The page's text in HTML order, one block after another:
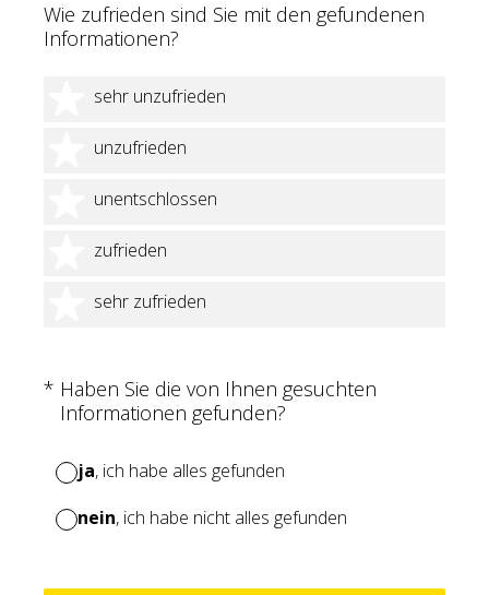
Wie zufrieden sind Sie mit den gefundenen
Informationen?
sehr unzufrieden
1 Stern
unzufrieden
2 Sterne
unentschlossen
3 Sterne
zufrieden
4 Sterne
sehr zufrieden
5 Sterne
* Haben Sie die von Ihnen gesuchten
Informationen gefunden?
(Erforderlich.)
ja, ich habe alles gefunden
nein, ich habe nicht alles gefunden